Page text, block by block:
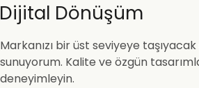
Dijital Dönüşüm
Markanızı bir üst seviyeye
sunuyorum. Kalite ve özgün
deneyimleyin.